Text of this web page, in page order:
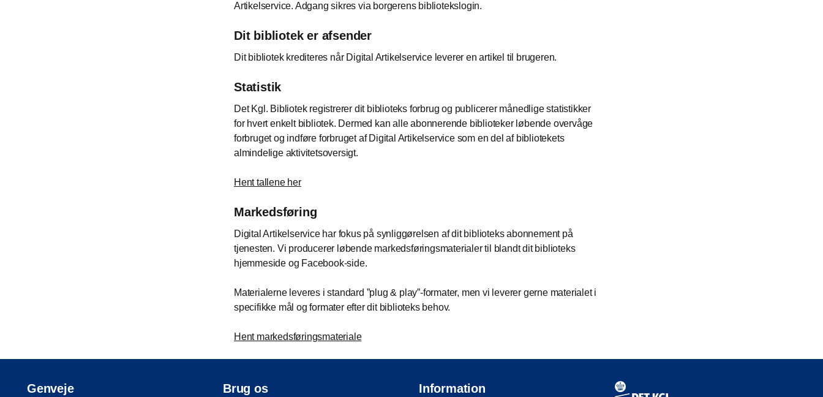
Artikelservice. Adgang sikres via borgerens bibliotekslogin.
Dit bibliotek er afsender
Dit bibliotek krediteres når Digital Artikelservice leverer en artikel til brugeren.
Statistik
Det Kgl. Bibliotek registrerer dit biblioteks forbrug og publicerer månedlige statistikker
for hvert enkelt bibliotek. Dermed kan alle abonnerende biblioteker løbende overvåge
forbruget og indføre forbruget af Digital Artikelservice som en del af bibliotekets
almindelige aktivitetsoversigt.
Hent tallene her
Markedsføring
Digital Artikelservice har fokus på synliggørelsen af dit biblioteks abonnement på
tjenesten. Vi producerer løbende markedsføringsmaterialer til blandt dit biblioteks
hjemmeside og Facebook-side.
Materialerne leveres i standard ”plug & play”-formater, men vi leverer gerne materialet i
specifikke mål og formater efter dit biblioteks behov.
Hent markedsføringsmateriale
Genveje Brug os Information Kontaktinformationer